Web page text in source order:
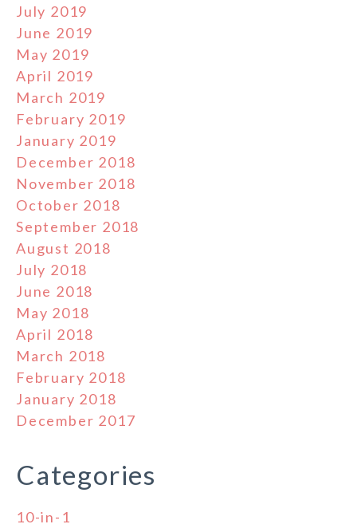
July 2019
June 2019
May 2019
April 2019
March 2019
February 2019
January 2019
December 2018
November 2018
October 2018
September 2018
August 2018
July 2018
June 2018
May 2018
April 2018
March 2018
February 2018
January 2018
December 2017
Categories
10-in-1